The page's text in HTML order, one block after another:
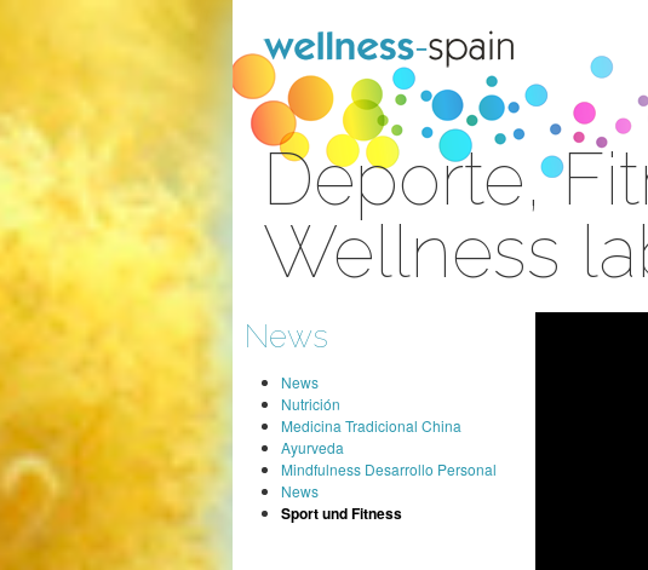
Deporte,
Wellness
News
News
Nutrición
Medicina Tradicional China
Ayurveda
Mindfulness Desarrollo Personal
News
Sport und Fitness